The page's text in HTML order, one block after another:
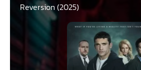
Reversion (2025)